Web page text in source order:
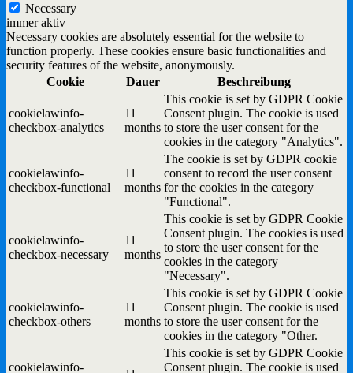
Necessary
immer aktiv
Necessary cookies are absolutely essential for the website to
function properly. These cookies ensure basic functionalities and
security features of the website, anonymously.
Cookie
Dauer Beschreibung
cookielawinfo-
checkbox-analytics
11
months
This cookie is set by GDPR Cookie
Consent plugin. The cookie is used
to store the user consent for the
cookies in the category "Analytics".
cookielawinfo-
checkbox-functional
11
months
The cookie is set by GDPR cookie
consent to record the user consent
for the cookies in the category
"Functional".
cookielawinfo-
checkbox-necessary
11
months
This cookie is set by GDPR Cookie
Consent plugin. The cookies is used
to store the user consent for the
cookies in the category
"Necessary".
cookielawinfo-
checkbox-others
11
months
This cookie is set by GDPR Cookie
Consent plugin. The cookie is used
to store the user consent for the
cookies in the category "Other.
cookielawinfo-
This cookie is set by GDPR Cookie
Consent plugin. The cookie is used